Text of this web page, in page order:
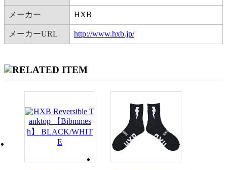
メーカー HXB
メーカーURL http://www.hxb.jp/